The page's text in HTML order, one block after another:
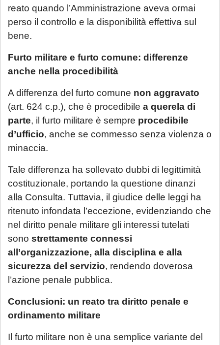
reato quando l’Amministrazione aveva ormai
perso il controllo e la disponibilità effettiva sul
bene.
Furto militare e furto comune: differenze
anche nella procedibilità
A differenza del furto comune non aggravato
(art. 624 c.p.), che è procedibile a querela di
parte, il furto militare è sempre procedibile
d’ufficio, anche se commesso senza violenza o
minaccia.
Tale differenza ha sollevato dubbi di legittimità
costituzionale, portando la questione dinanzi
alla Consulta. Tuttavia, il giudice delle leggi ha
ritenuto infondata l’eccezione, evidenziando che
nel diritto penale militare gli interessi tutelati
sono strettamente connessi
all’organizzazione, alla disciplina e alla
sicurezza del servizio, rendendo doverosa
l’azione penale pubblica.
Conclusioni: un reato tra diritto penale e
ordinamento militare
Il furto militare non è una semplice variante del
Sarà comunque garantita assistenza
urgente esclusivamente per le seguenti
casistiche
avviso di conclusione delle indagini ex
art. 415-bis c.p.p.;
ricorsi, memorie e osservazioni con
termine di scadenza ricadente nel
periodo di chiusura,solo se
comunicate tempestivamente alla
notifica;
dettagliatamente la situazione in una
email: la Sua richiesta sarà evasa
esclusivamente tramite email di riscontro
da parte dello Studio, che indicherà le
modalità di gestione.
Se è già cliente dello Studio, le richieste
non strettamente urgenti (aggiornamenti
sullo stato della pratica, quesiti generali,
rinviabili) saranno prese in carico al rientro,
a partire dal 1° settembre 2026.